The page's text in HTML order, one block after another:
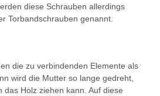
diese Schrauben allerdings
Torbandschrauben genannt.
die zu verbindenden Elemente als
wird die Mutter so lange gedreht,
das Holz ziehen kann. Auf diese